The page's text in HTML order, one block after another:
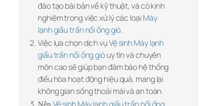
đào tạo bài bản về kỹ thuật, và có kinh
nghiệm trong việc xử lý các loạiMáy
lạnh giấu trần nối ống gió.
Việc lựa chọn dịch vụVệ sinh Máy lạnh
giấu trần nối ống gióuy tín và chuyên
môn cao sẽ giúp bạn đảm bảo hệ thống
điều hòa hoạt động hiệu quả, mang lại
không gian sống thoải mái và an toàn.